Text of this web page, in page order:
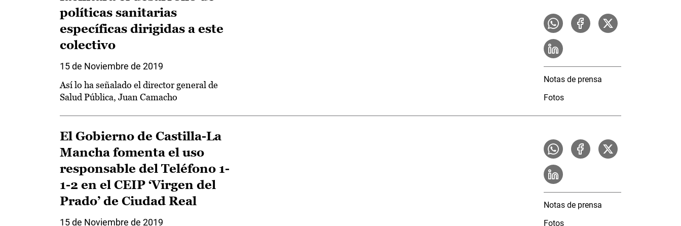
políticas sanitarias
específicas dirigidas a este
colectivo
15 de Noviembre de 2019
Así lo ha señalado el director general de
Salud Pública, Juan Camacho
Notas de prensa
Fotos
El Gobierno de Castilla-La
Mancha fomenta el uso
responsable del Teléfono 1-
1-2 en el CEIP ‘Virgen del
Prado’ de Ciudad Real
15 de Noviembre de 2019
Notas de prensa
Fotos